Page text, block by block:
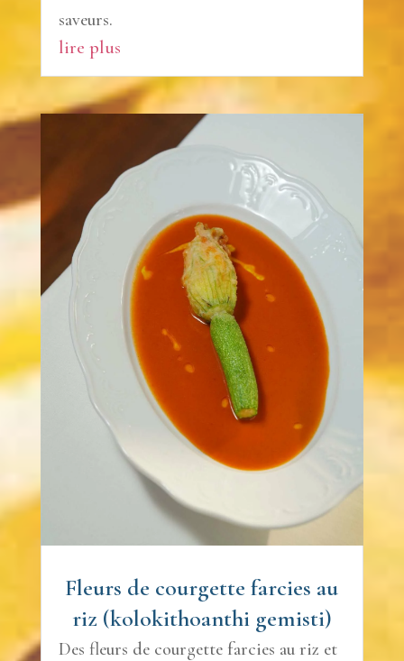
saveurs.
lire plus
Fleurs de courgette farcies au
riz (kolokithoanthi gemisti)
Des fleurs de courgette farcies au riz et